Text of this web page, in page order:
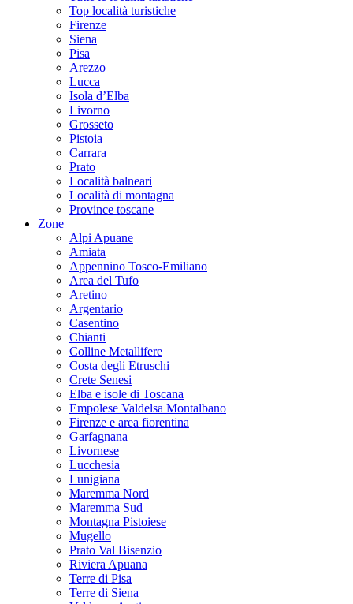
Top località turistiche
Firenze
Siena
Pisa
Arezzo
Lucca
Isola d’Elba
Livorno
Grosseto
Pistoia
Carrara
Prato
Località balneari
Località di montagna
Province toscane
Zone
Alpi Apuane
Amiata
Appennino Tosco-Emiliano
Area del Tufo
Aretino
Argentario
Casentino
Chianti
Colline Metallifere
Costa degli Etruschi
Crete Senesi
Elba e isole di Toscana
Empolese Valdelsa Montalbano
Firenze e area fiorentina
Garfagnana
Livornese
Lucchesia
Lunigiana
Maremma Nord
Maremma Sud
Montagna Pistoiese
Mugello
Prato Val Bisenzio
Riviera Apuana
Terre di Pisa
Terre di Siena